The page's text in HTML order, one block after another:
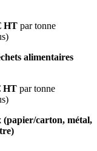
HT par tonne
alimentaires
HT par tonne
(papier/carton, métal,